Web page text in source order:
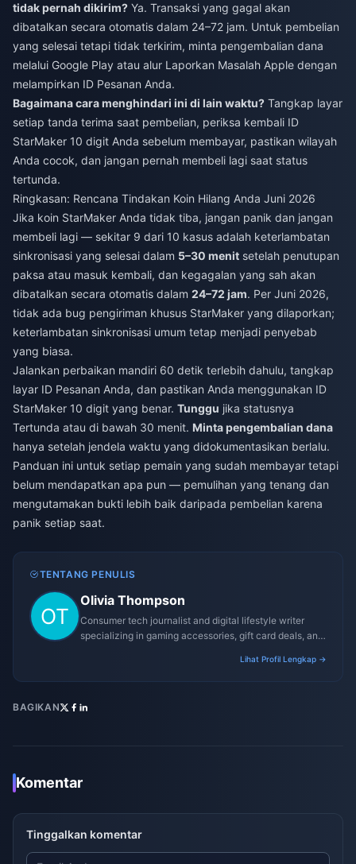
tidak pernah dikirim? Ya. Transaksi yang gagal akan
dibatalkan secara otomatis dalam 24–72 jam. Untuk pembelian
yang selesai tetapi tidak terkirim, minta pengembalian dana
melalui Google Play atau alur Laporkan Masalah Apple dengan
melampirkan ID Pesanan Anda.
Bagaimana cara menghindari ini di lain waktu? Tangkap layar
setiap tanda terima saat pembelian, periksa kembali ID
StarMaker 10 digit Anda sebelum membayar, pastikan wilayah
Anda cocok, dan jangan pernah membeli lagi saat status
tertunda.
Ringkasan: Rencana Tindakan Koin Hilang Anda Juni 2026
Jika koin StarMaker Anda tidak tiba, jangan panik dan jangan
membeli lagi — sekitar 9 dari 10 kasus adalah keterlambatan
sinkronisasi yang selesai dalam 5–30 menit setelah penutupan
paksa atau masuk kembali, dan kegagalan yang sah akan
dibatalkan secara otomatis dalam 24–72 jam. Per Juni 2026,
tidak ada bug pengiriman khusus StarMaker yang dilaporkan;
keterlambatan sinkronisasi umum tetap menjadi penyebab
yang biasa.
Jalankan perbaikan mandiri 60 detik terlebih dahulu, tangkap
layar ID Pesanan Anda, dan pastikan Anda menggunakan ID
StarMaker 10 digit yang benar. Tunggu jika statusnya
Tertunda atau di bawah 30 menit. Minta pengembalian dana
hanya setelah jendela waktu yang didokumentasikan berlalu.
Panduan ini untuk setiap pemain yang sudah membayar tetapi
belum mendapatkan apa pun — pemulihan yang tenang dan
mengutamakan bukti lebih baik daripada pembelian karena
panik setiap saat.
TENTANG PENULIS
Olivia Thompson
Consumer tech journalist and digital lifestyle writer
specializing in gaming accessories, gift card deals, and
Lihat Profil Lengkap →
BAGIKAN
Komentar
Tinggalkan komentar